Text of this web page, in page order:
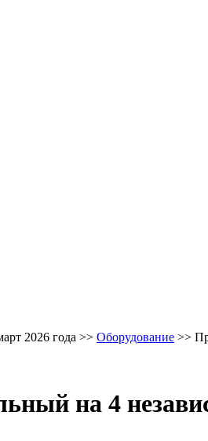
2026 года >> Оборудование >>
на 4